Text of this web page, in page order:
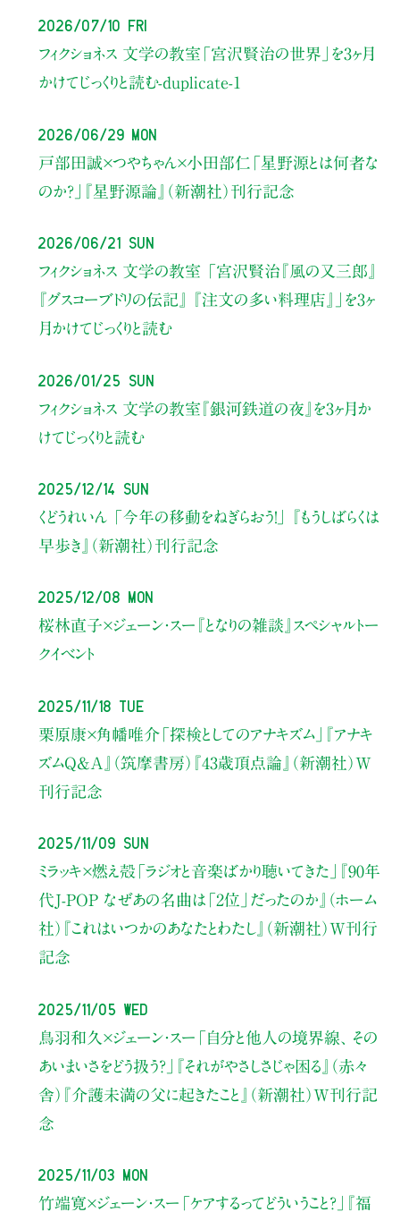
2026/07/10 Fri
フィクショネス 文学の教室 「宮沢賢治の世界」を3ヶ月
かけてじっくりと読む-duplicate-1
2026/06/29 Mon
戸部田誠×つやちゃん×小田部仁 「星野源とは何者な
のか？」
『星野源論』（新潮社）刊行記念
2026/06/21 Sun
フィクショネス 文学の教室 「宮沢賢治『風の又三郎』
『グスコーブドリの伝記』
『注文の多い料理店』」を3ヶ
月かけてじっくりと読む
2026/01/25 Sun
フィクショネス 文学の教室 『銀河鉄道の夜』を3ヶ月か
けてじっくりと読む
2025/12/14 Sun
くどうれいん 「今年の移動をねぎらおう！」
『もうしばらくは
早歩き』（新潮社）刊行記念
2025/12/08 Mon
桜林直子×ジェーン・スー 『となりの雑談』スペシャルトー
クイベント
2025/11/18 Tue
栗原康×角幡唯介「探検としてのアナキズム」
『アナキ
ズムQ&A』（筑摩書房）『43歳頂点論』（新潮社）W
刊行記念
2025/11/09 Sun
ミラッキ×燃え殻 「ラジオと音楽ばかり聴いてきた」
『90年
代J-POP なぜあの名曲は「2位」だったのか』（ホーム
社） 『これはいつかのあなたとわたし』（新潮社）W刊行
記念
2025/11/05 Wed
鳥羽和久×ジェーン・スー 「自分と他人の境界線、 その
あいまいさをどう扱う？」
『それがやさしさじゃ困る』（赤々
舎）『介護未満の父に起きたこと』（新潮社）W刊行記
念
2025/11/03 Mon
竹端寛×ジェーン・スー 「ケアするってどういうこと？」
『福